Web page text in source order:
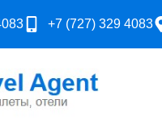
+7 (727) 329 4083